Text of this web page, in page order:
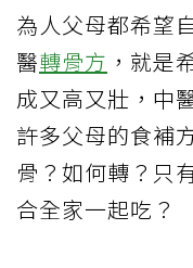
為人父母都希望
醫轉骨方 ，就是
成又高又壯，中
許多父母的食補
骨？如何轉？只
合全家一起吃？